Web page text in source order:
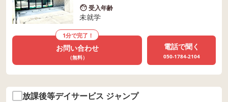
受入年齢
未就学
1分で完了！
お問い合わせ
（無料）
電話で聞く
050-1784-2104
放課後等デイサービス ジャンプ